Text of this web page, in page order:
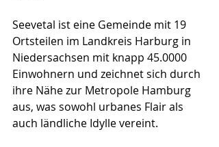
Seevetal ist eine Gemeinde mit 19
Ortsteilen im Landkreis Harburg in
Niedersachsen mit knapp 45.0000
Einwohnern und zeichnet sich durch
ihre Nähe zur Metropole Hamburg
aus, was sowohl urbanes Flair als
auch ländliche Idylle vereint.